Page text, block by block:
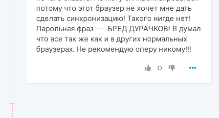
потому что этот браузер не хочет мне дать
сделать синхронизацию! Такого нигде нет!
Парольная фраз --- БРЕД ДУРАЧКОВ! Я думал
что все так же как и в других нормальных
браузерах. Не рекомендую оперу никому!!!
0